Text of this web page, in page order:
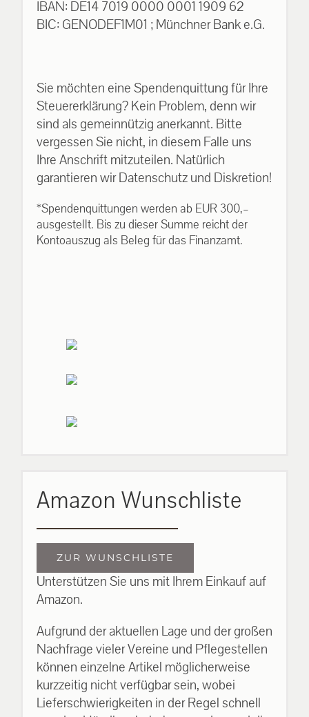
IBAN: DE14 7019 0000 0001 1909 62
BIC: GENODEF1M01 ; Münchner Bank e.G.
Sie möchten eine Spendenquittung für Ihre
Steuererklärung? Kein Problem, denn wir
sind als gemeinnützig anerkannt. Bitte
vergessen Sie nicht, in diesem Falle uns
Ihre Anschrift mitzuteilen. Natürlich
garantieren wir Datenschutz und Diskretion!
*Spendenquittungen werden ab EUR 300,–
ausgestellt. Bis zu dieser Summe reicht der
Kontoauszug als Beleg für das Finanzamt.
Amazon Wunschliste
ZUR WUNSCHLISTE
Unterstützen Sie uns mit Ihrem Einkauf auf
Amazon.
Aufgrund der aktuellen Lage und der großen
Nachfrage vieler Vereine und Pflegestellen
können einzelne Artikel möglicherweise
kurzzeitig nicht verfügbar sein, wobei
Lieferschwierigkeiten in der Regel schnell